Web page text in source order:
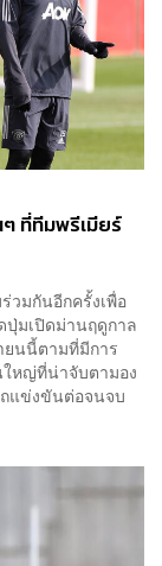
ที่ทีมพรีเมียร์
วมกันอีกครั้งเพื่อ
มเปิดม่านฤดูกาล
นนี้ตามที่มีการ
หญ่ที่น่าจับตามอง
แข่งขันต่อจนจบ